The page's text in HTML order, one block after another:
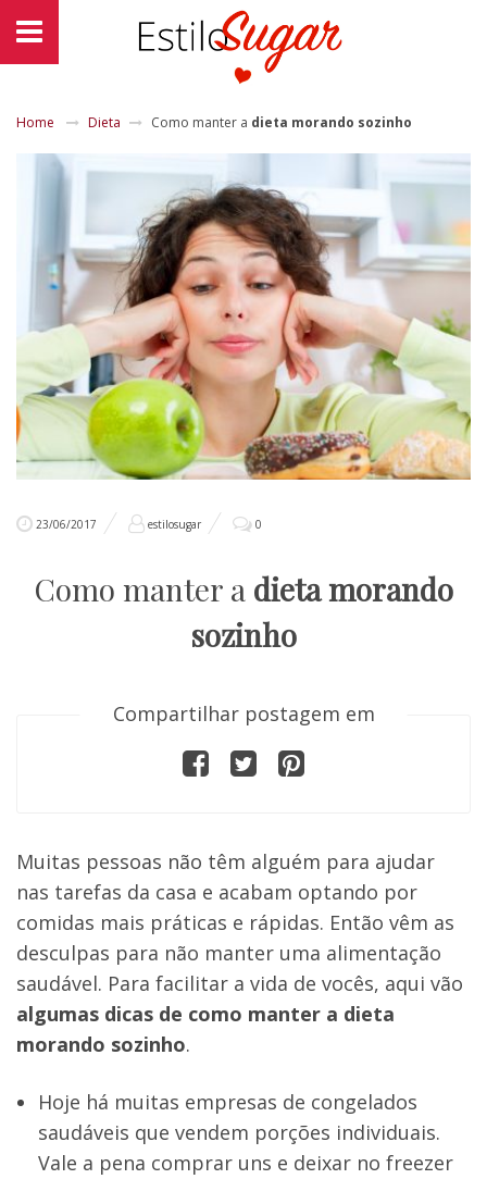
Home Dieta Como manter a dieta morando sozinho
23/06/2017 estilosugar 0
Como manter a dieta morando
sozinho
Compartilhar postagem em
Muitas pessoas não têm alguém para ajudar
nas tarefas da casa e acabam optando por
comidas mais práticas e rápidas. Então vêm as
desculpas para não manter uma alimentação
saudável. Para facilitar a vida de vocês, aqui vão
algumas dicas de como manter a dieta
morando sozinho.
Hoje há muitas empresas de congelados
saudáveis que vendem porções individuais.
Vale a pena comprar uns e deixar no freezer